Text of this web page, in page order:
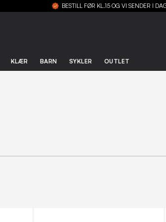
BESTILL FØR KL.15 OG VI SENDER I
KLÆR BARN SYKLER OUTLET